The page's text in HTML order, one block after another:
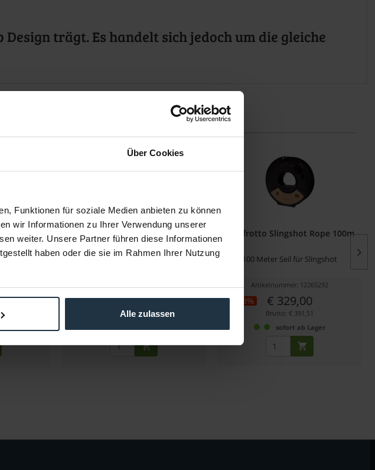
Über Cookies
Funktionen für soziale Medien anbieten zu können
wir Informationen zu Ihrer Verwendung unserer
weiter. Unsere Partner führen diese Informationen
haben oder die sie im Rahmen Ihrer Nutzung
Alle zulassen
trägt. Es handelt sich jedoch um die gleiche
und
Manfrotto Magic Carpet Short
Track Carbon...
Magic Carpet Kohlefaser Slider-Schiene,
€ 244,16
Brutto: € 290,55
Manfrotto Slingshot Rope 100m
100 Meter Seil für Slingshot
Artikelnummer: 12265292
-48% € 329,00
Brutto: € 391,51
sofort ab Lager